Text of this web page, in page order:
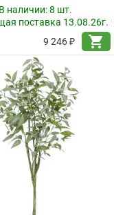
наличии:8 шт.
поставка 13.08.26г.
9 246 ₽
shopping_cart